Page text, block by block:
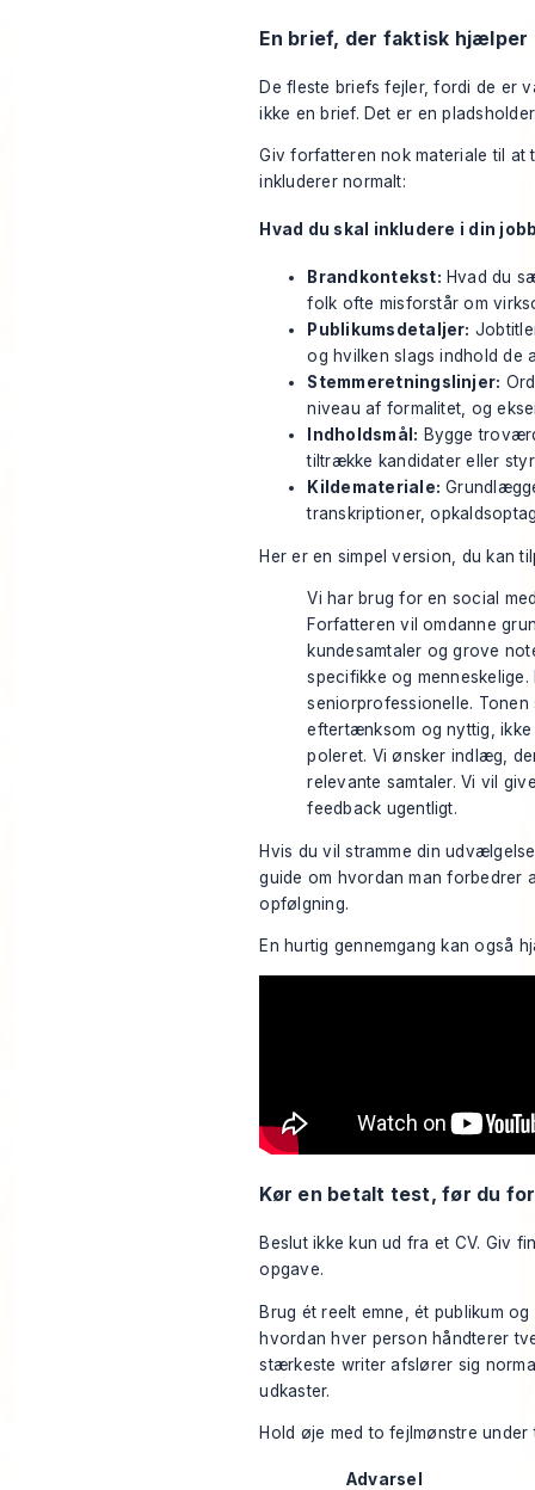
En brief, der faktisk hjælper
De fleste briefs fejler, fordi de er
ikke en brief. Det er en
Giv forfatteren nok materiale til
inkluderer normalt:
Hvad du skal inkludere i din
Brandkontekst: Hvad du
folk ofte misforstår om
Publikumsdetaljer:
og hvilken slags indhold de
Stemmeretningslinjer:
niveau af formalitet, og
Indholdsmål: Bygge
tiltrække kandidater eller
Kildemateriale:
transkriptioner,
Her er en simpel version, du kan
Vi har brug for en social
Forfatteren vil omdanne
kundesamtaler og grove
specifikke og menneskelige.
seniorprofessionelle.
eftertænksom og nyttig,
poleret. Vi ønsker indlæg,
relevante samtaler. Vi vil
feedback ugentligt.
Hvis du vil stramme din
guide om hvordan man forbedrer
opfølgning.
En hurtig gennemgang kan også
Kør en betalt test, før du
Beslut ikke kun ud fra et CV. Giv
opgave.
Brug ét reelt emne, ét publikum
hvordan hver person håndterer
stærkeste writer afslører sig
udkaster.
Hold øje med to fejlmønstre under
Advarsel